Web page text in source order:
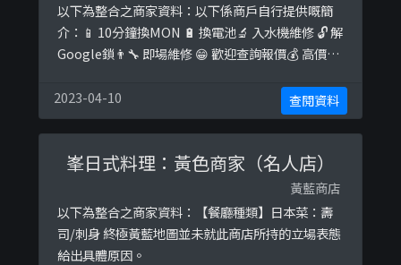
以下為整合之商家資料：以下係商戶自行提供嘅簡
介：📱 10分鐘換MON 🔋 換電池🔬 入水機維修 🔓 解
Google鎖👨‍🔧 即場維修 😁 歡迎查詢報價💰 高價收
https://www.facebook.com/Dr.Phone852/post
s/2383421758611813
2023-04-10 查閱資料
峯日式料理：黃色商家（名人店）
黃藍商店
以下為整合之商家資料：【餐廳種類】日本菜：壽
司/刺身 終極黃藍地圖並未就此商店所持的立場表態
給出具體原因。